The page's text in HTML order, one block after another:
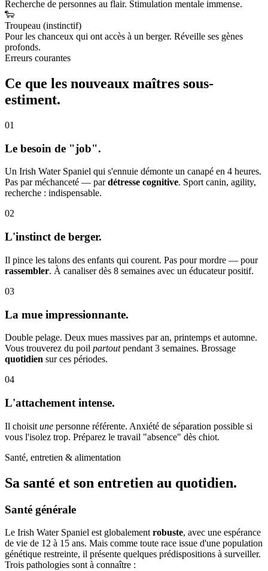
Recherche de personnes au flair. Stimulation mentale immense.
🐑
Troupeau (instinctif)
Pour les chanceux qui ont accès à un berger. Réveille ses gènes
profonds.
Erreurs courantes
Ce que les nouveaux maîtres sous-
estiment.
01
Le besoin de "job".
Un Irish Water Spaniel qui s'ennuie démonte un canapé en 4 heures.
Pas par méchanceté — pardétresse cognitive. Sport canin, agility,
recherche : indispensable.
02
L'instinct de berger.
Il pince les talons des enfants qui courent. Pas pour mordre — pour
rassembler. À canaliser dès 8 semaines avec un éducateur positif.
03
La mue impressionnante.
Double pelage. Deux mues massives par an, printemps et automne.
Vous trouverez du poil partoutpendant 3 semaines. Brossage
quotidien sur ces périodes.
04
L'attachement intense.
Il choisit une personne référente. Anxiété de séparation possible si
vous l'isolez trop. Préparez le travail "absence" dès chiot.
Santé, entretien & alimentation
Sa santé et son entretien au quotidien.
Santé générale
Le Irish Water Spaniel est globalement robuste, avec une espérance
de vie de 12 à 15 ans. Mais comme toute race issue d'une population
génétique restreinte, il présente quelques prédispositions à surveiller.
Trois pathologies sont à connaître :